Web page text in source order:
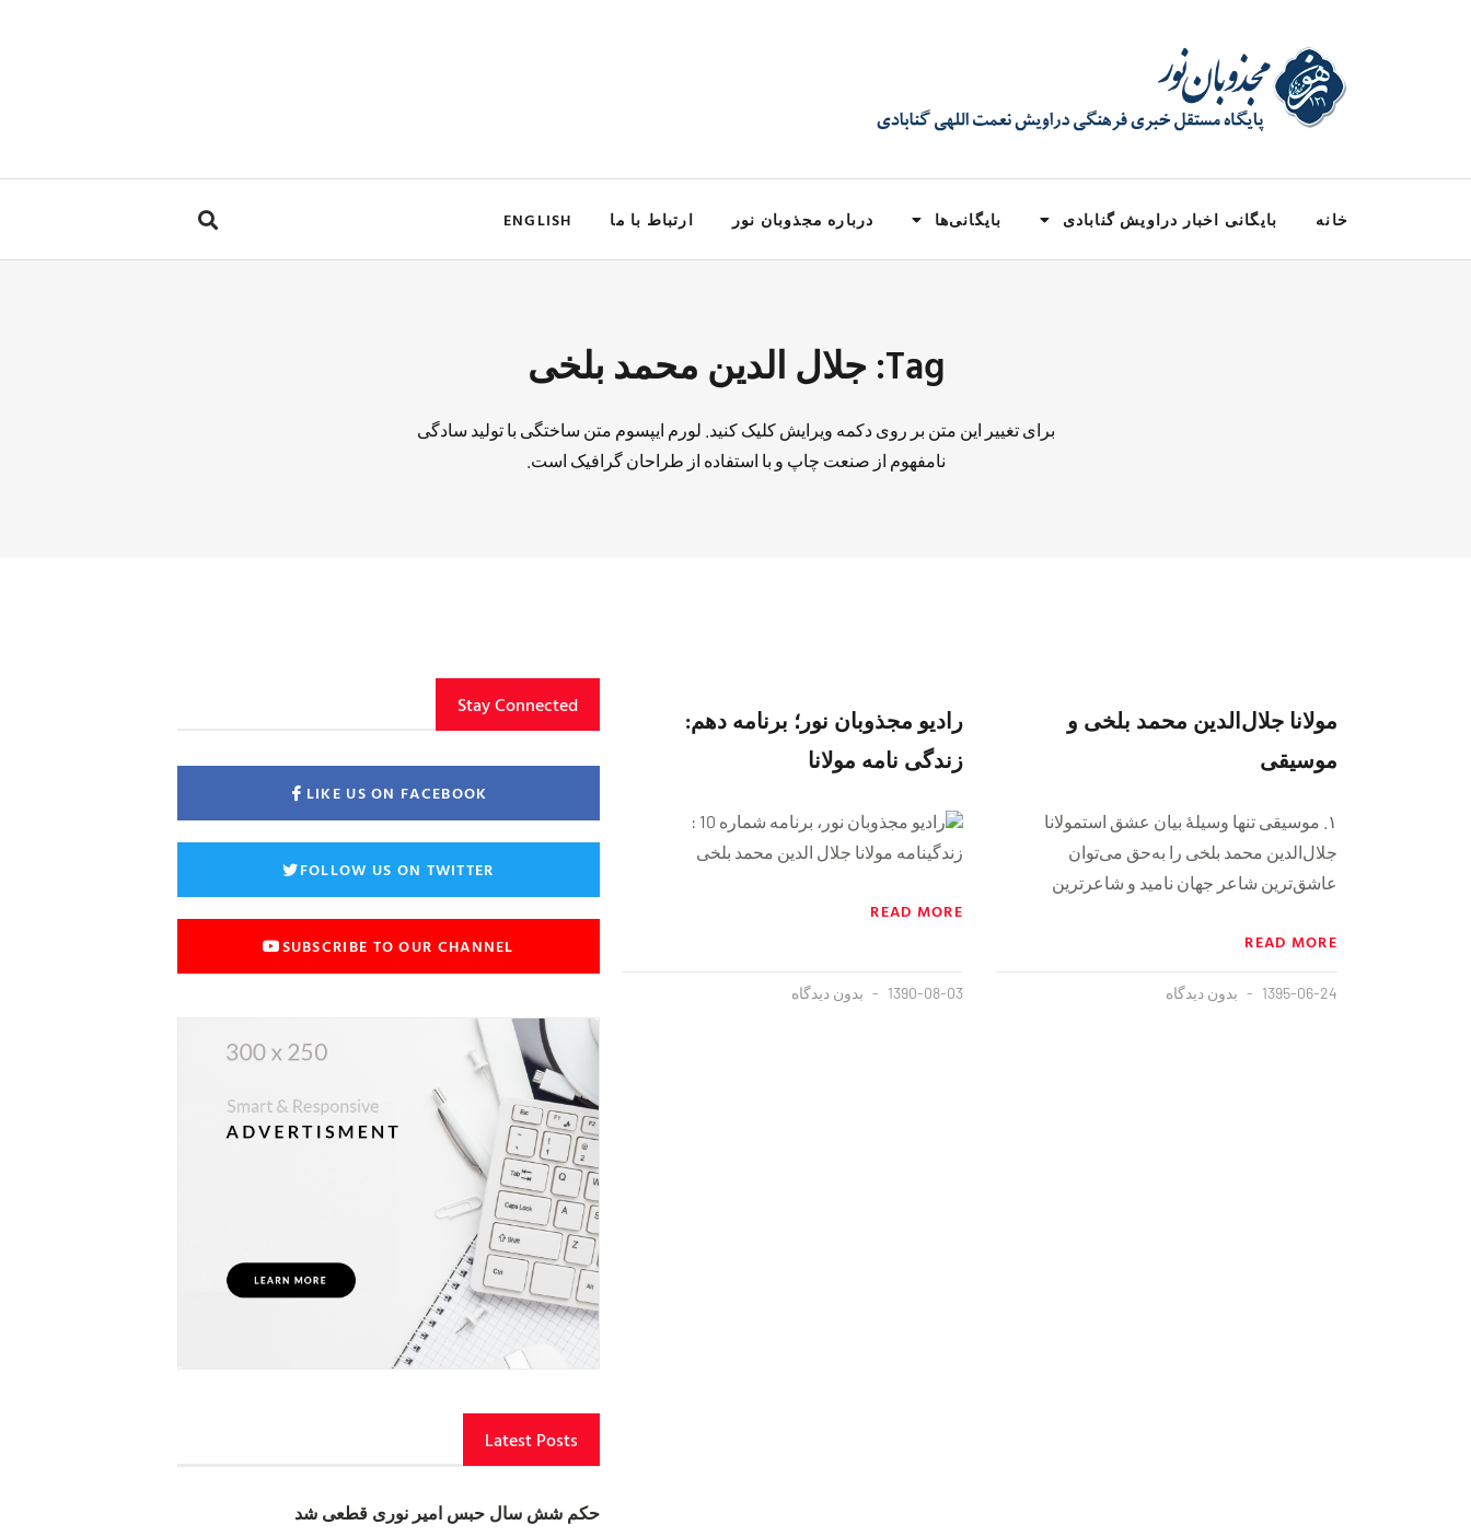
خانه بایگانی اخبار دراویش گنابادی بایگانی‌ها درباره مجذوبان نور ارتباط با ما ENGLISH
Tag: جلال الدین محمد بلخی
برای تغییر این متن بر روی دکمه ویرایش کلیک کنید. لورم ایپسوم متن ساختگی با تولید سادگی
نامفهوم از صنعت چاپ و با استفاده از طراحان گرافیک است.
مولانا جلال‌الدین محمد بلخی و
موسیقی
۱. موسیقی تنها وسیلۀ بیان عشق استمولانا
جلال‌الدین محمد بلخی را به‌حق می‌توان
عاشق‌ترین شاعر جهان نامید و شاعرترین
READ MORE
1395-06-24 بدون دیدگاه
رادیو مجذوبان نور؛ برنامه دهم:
زندگی نامه مولانا
رادیو مجذوبان نور، برنامه شماره 10 :
زندگینامه مولانا جلال الدین محمد بلخی
READ MORE
1390-08-03 بدون دیدگاه
Stay Connected
LIKE US ON FACEBOOK
FOLLOW US ON TWITTER
SUBSCRIBE TO OUR CHANNEL
Latest Posts
حکم شش سال حبس امیر نوری قطعی شد